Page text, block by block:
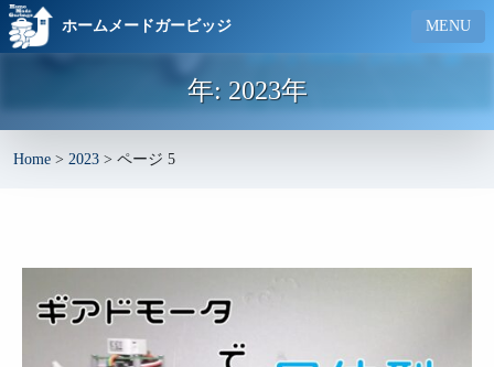
ホームメードガービッジ MENU
年: 2023年
Home > 2023 > ページ 5